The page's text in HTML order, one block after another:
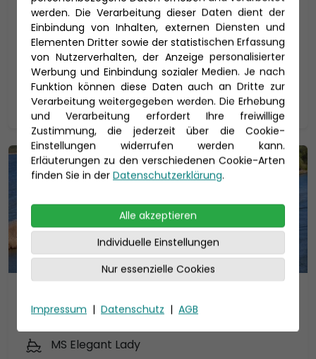
Reisedauer: 13 Tage
23.09. - 05.10.2026
p.P. ab 2.199 €
Zur Reise
Belgien & Brüssel 2026
MS Elegant Lady
werden. Die Verarbeitung dieser Daten dient der
Einbindung von Inhalten, externen Diensten und
Elementen Dritter sowie der statistischen Erfassung
von Nutzerverhalten, der Anzeige personalisierter
Werbung und Einbindung sozialer Medien. Je nach
Funktion können diese Daten auch an Dritte zur
Verarbeitung weitergegeben werden. Die Erhebung
und Verarbeitung erfordert Ihre freiwillige
Zustimmung, die jederzeit über die Cookie-
Einstellungen widerrufen werden kann.
Erläuterungen zu den verschiedenen Cookie-Arten
finden Sie in der Datenschutzerklärung.
Alle akzeptieren
Individuelle Einstellungen
Nur essenzielle Cookies
Impressum | Datenschutz | AGB